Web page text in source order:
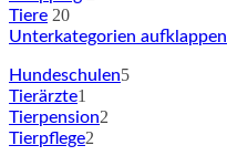
Tiere 20
Unterkategorien aufklappen
Hundeschulen5
Tierärzte1
Tierpension2
Tierpflege2